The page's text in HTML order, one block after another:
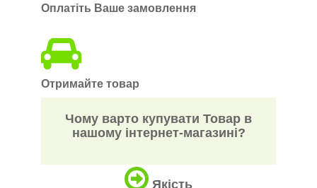
Оплатіть Ваше замовлення
Отримайте товар
Чому варто купувати Товар в
нашому інтернет-магазині?
Якість